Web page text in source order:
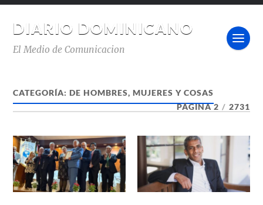
DIARIO DOMINICANO
El Medio de Comunicacion
CATEGORÍA:DE HOMBRES, MUJERES Y COSAS
PÁGINA 2 / 2731